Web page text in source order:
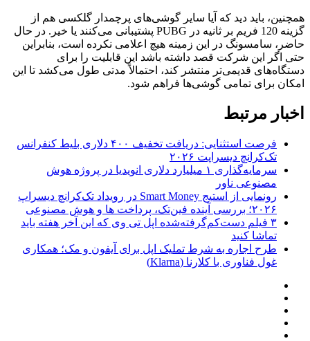
همچنین، باید دید که آیا سایر گوشی‌های پرچمدار گلکسی هم از
گزینه 120 فریم بر ثانیه در PUBG پشتیبانی می‌کنند یا خیر. در حال
حاضر، سامسونگ در این زمینه هیچ اعلامی نکرده است، بنابراین
حتی اگر این شرکت قصد داشته باشد این قابلیت را برای
دستگاه‌های قدیمی‌تر منتشر کند، احتمالاً مدتی طول می‌کشد تا این
امکان برای تمامی گوشی‌ها فراهم شود.
اخبار مرتبط
فرصت استثنایی: دریافت تخفیف ۴۰۰ دلاری بلیط کنفرانس
تک‌کرانچ دیسراپت ۲۰۲۶
سرمایه‌گذاری ۱ میلیارد دلاری انویدیا در پروژه هوش
مصنوعی ناور
رونمایی از استیج Smart Money در رویداد تک‌کرانچ دیسراپ
۲۰۲۶؛ بررسی آینده فین‌تک، پرداخت‌ ها و هوش مصنوعی
۳ فیلم دست‌کم‌گرفته‌شده اپل تی وی که این آخر هفته باید
تماشا کنید
طرح اجاره به شرط تملیک اپل برای آیفون و مک؛ همکاری
غول فناوری با کلارنا (Klarna)